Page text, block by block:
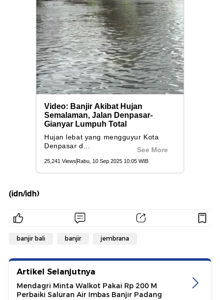
(idn/idh)
banjir bali banjir jembrana
Artikel Selanjutnya
Mendagri Minta Walkot Pakai Rp 200 M
Perbaiki Saluran Air Imbas Banjir Padang